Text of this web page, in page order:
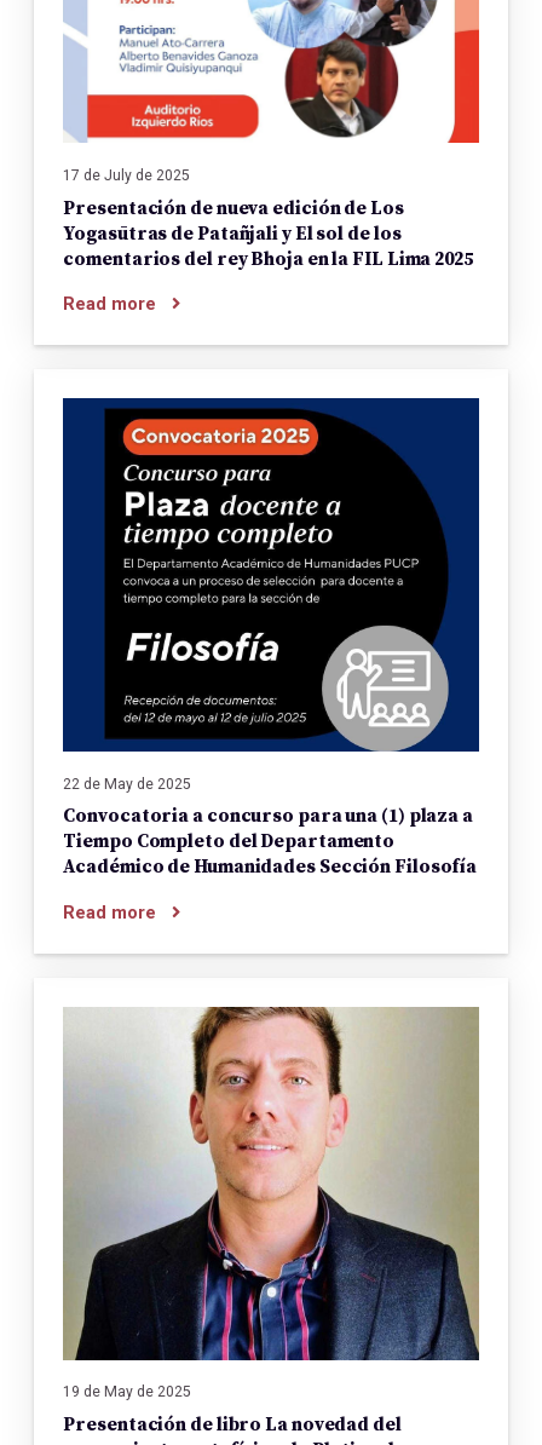
17 de July de 2025
Presentación de nueva edición de Los
Yogasūtras de Patañjali y El sol de los
comentarios del rey Bhoja en la FIL Lima 2025
Read more
22 de May de 2025
Convocatoria a concurso para una (1) plaza a
Tiempo Completo del Departamento
Académico de Humanidades Sección Filosofía
Read more
19 de May de 2025
Presentación de libro La novedad del